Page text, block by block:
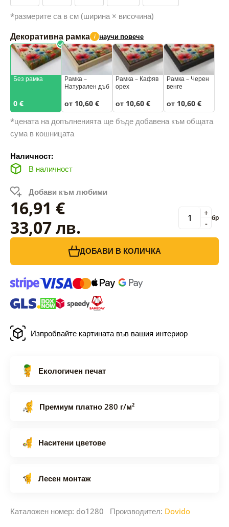
*размерите са в см (ширина × височина)
Декоративна рамка i научи повече
Без рамка
0 €
Рамка –
Натурален дъб
от 10,60 €
Рамка – Кафяв
орех
от 10,60 €
Рамка – Черен
венге
от 10,60 €
*цената на допълненията ще бъде добавена към общата
сума в кошницата
Наличност:
В наличност
Добави към любими
16,91 €
33,07 лв.
-
+ бр
ДОБАВИ В КОЛИЧКА
Изпробвайте картината във вашия интериор
Екологичен печат
Премиум платно 280 г/м²
Наситени цветове
Лесен монтаж
Каталожен номер: do1280 Производител: Dovido